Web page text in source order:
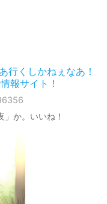
行くしかねぇなあ！
報サイト！
か。いいね！